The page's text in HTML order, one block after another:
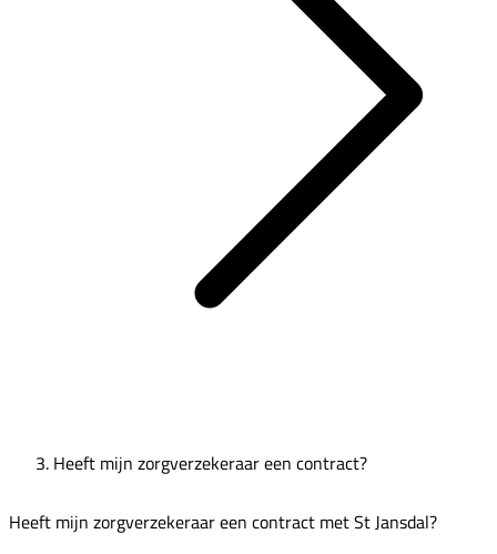
Heeft mijn zorgverzekeraar een contract?
Heeft mijn zorgverzekeraar een contract met St Jansdal?